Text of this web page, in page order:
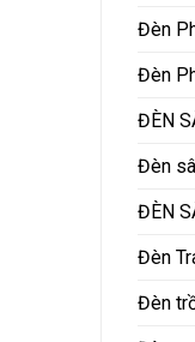
Đèn
Đèn
ĐÈN
Đèn
ĐÈN
Đèn
Đèn